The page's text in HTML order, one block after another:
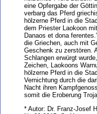
eine Opfergabe der
verbarg das Pferd
hölzerne Pferd in die
dem Priester Laokoon
Danaos et dona
die Griechen, auch mit
Geschenk zu zerstören.
Schlangen erwürgt
Zeichen, Laokoons
hölzerne Pferd in die
Vernichtung durch die
Nacht ihren
somit die Eroberung
* Autor: Dr. Franz-Josef